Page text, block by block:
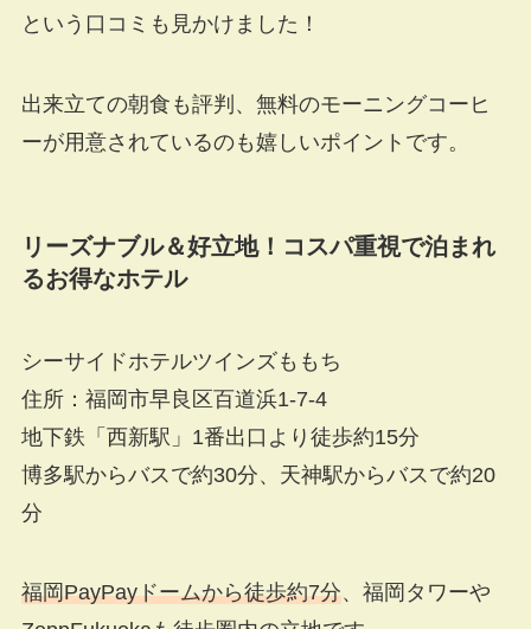
という口コミも見かけました！
出来立ての朝食も評判、無料のモーニングコーヒ
ーが用意されているのも嬉しいポイントです。
リーズナブル＆好立地！コスパ重視で泊まれ
るお得なホテル
シーサイドホテルツインズももち
住所：福岡市早良区百道浜1-7-4
地下鉄「西新駅」1番出口より徒歩約15分
博多駅からバスで約30分、天神駅からバスで約20
分
福岡PayPayドームから徒歩約7分、福岡タワーや